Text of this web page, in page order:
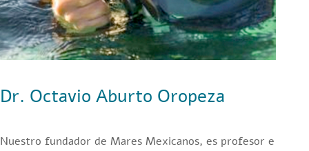
Dr. Octavio Aburto Oropeza
Nuestro fundador de Mares Mexicanos, es profesor e